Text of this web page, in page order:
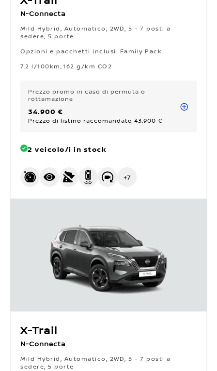
N-Connecta
Mild Hybrid, Automatico, 2WD, 5 - 7 posti a
sedere, 5 porte
Opzioni e pacchetti inclusi: Family Pack
7.2 l/100km 162 g/km CO2
Prezzo promo in caso di permuta o
rottamazione
34.900 €
Prezzo di listino raccomandato 43.900 €
2 veicolo/i in stock
+7
X-Trail
N-Connecta
Mild Hybrid, Automatico, 2WD, 5 - 7 posti a
sedere, 5 porte